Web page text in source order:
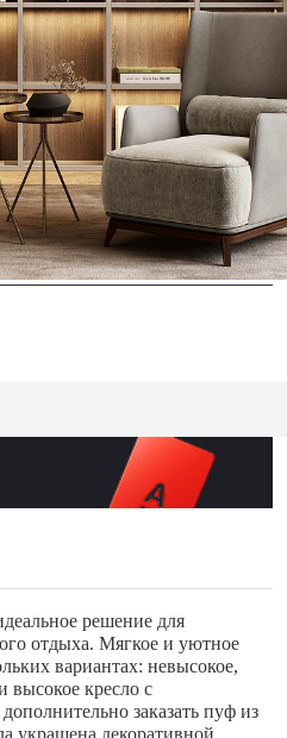
решение для
отдыха. Мягкое и уютное
вариантах: невысокое,
высокое кресло с
заказать пуф из